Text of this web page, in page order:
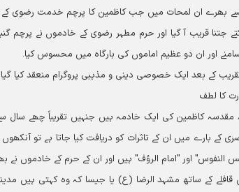
بھرے ان لمحات میں جب کاظمین کا پرچم خدمت رضوی کے
جتنا قریب آ گیا اور حرم مطہر رضوی کے خادموں نے پرچم
سامنے اور ان دو عظیم اماموں کی بارگاہ میں محسوس کیا۔
تقریب کے بعد ایک خصوصی دینی و مذہبی پروگرام منعقد کیا
کا لطف
مقدسہ کاظمین کی ایک خادمہ ہیں جنہیں تقریباً چھے
کے بارے میں ان کے تاثرات کو دریافت کیا جاتا ہے تو
النفوس" اور "امام الرؤف" ہیں اور ان کے حرم کے خادموں نے
کے ساتھ مشہد الرضا (ع) یا جیسا کہ وہ کہتی ہیں